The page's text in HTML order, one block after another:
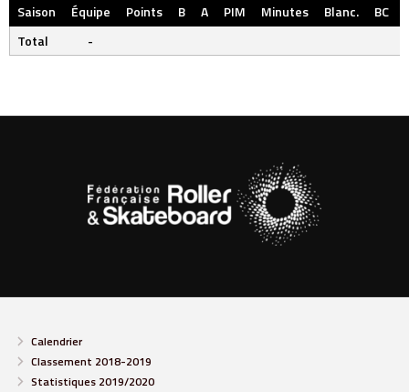
Saison Équipe Points B A PIM Minutes Blanc. BC
Total
-
Calendrier
Classement 2018-2019
Statistiques 2019/2020